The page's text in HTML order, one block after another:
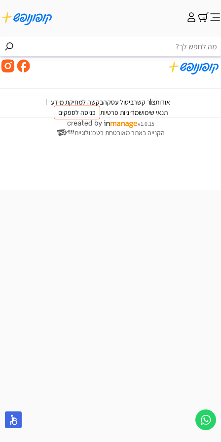
אודותצור קשרביטול עסקהבקשה למחיקת מידע
תנאי שימושמדיניות פרטיות כניסה לספקים
v1.0.15
הקנייה באתר מאובטחת בטכנולוגיית